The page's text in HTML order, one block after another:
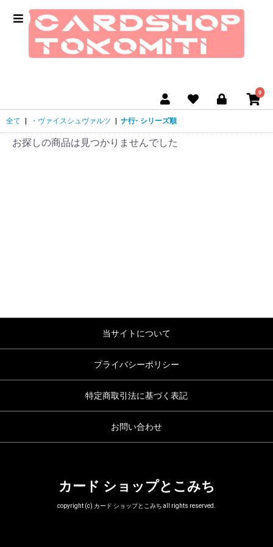
0
全て ・ヴァイスシュヴァルツ ナ行- シリーズ順
お探しの商品は見つかりませんでした
当サイトについて
プライバシーポリシー
特定商取引法に基づく表記
お問い合わせ
カード ショップとこみち
copyright (c) カード ショップとこみち all rights reserved.